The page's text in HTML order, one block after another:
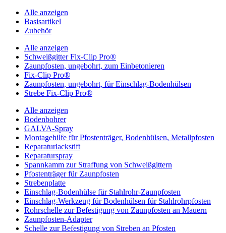
Alle anzeigen
Basisartikel
Zubehör
Alle anzeigen
Schweißgitter Fix-Clip Pro®
Zaunpfosten, ungebohrt, zum Einbetonieren
Fix-Clip Pro®
Zaunpfosten, ungebohrt, für Einschlag-Bodenhülsen
Strebe Fix-Clip Pro®
Alle anzeigen
Bodenbohrer
GALVA-Spray
Montagehilfe für Pfostenträger, Bodenhülsen, Metallpfosten
Reparaturlackstift
Reparaturspray
Spannkamm zur Straffung von Schweißgittern
Pfostenträger für Zaunpfosten
Strebenplatte
Einschlag-Bodenhülse für Stahlrohr-Zaunpfosten
Einschlag-Werkzeug für Bodenhülsen für Stahlrohrpfosten
Rohrschelle zur Befestigung von Zaunpfosten an Mauern
Zaunpfosten-Adapter
Schelle zur Befestigung von Streben an Pfosten